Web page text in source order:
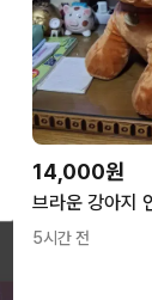
14,000원
5시간 전